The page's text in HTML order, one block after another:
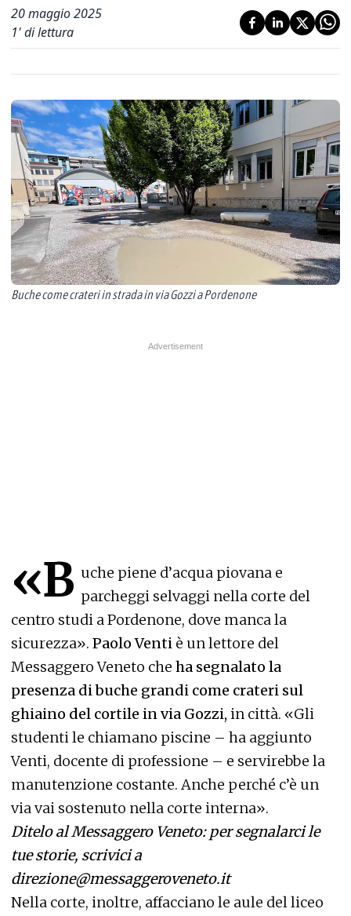
20 maggio 2025
1' di lettura
Buche come crateri in strada in via Gozzi a Pordenone
«B uche piene d’acqua piovana e
parcheggi selvaggi nella corte del
centro studi a Pordenone, dove manca la
sicurezza». Paolo Venti è un lettore del
Messaggero Veneto che ha segnalato la
presenza di buche grandi come crateri sul
ghiaino del cortile in via Gozzi, in città. «Gli
studenti le chiamano piscine – ha aggiunto
Venti, docente di professione – e servirebbe la
manutenzione costante. Anche perché c’è un
via vai sostenuto nella corte interna».
Ditelo al Messaggero Veneto: per segnalarci le
tue storie, scrivici a
direzione@messaggeroveneto.it
Nella corte, inoltre, affacciano le aule del liceo